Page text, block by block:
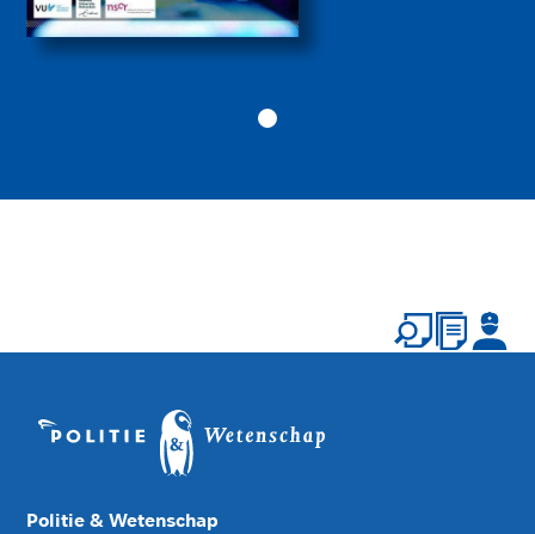
Politie & Wetenschap